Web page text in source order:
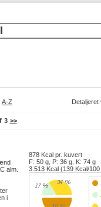
A-Z Detaljeret
3 >>
alm.
i
878 Kcal pr. kuvert
F: 50 g, P: 36 g, K: 74 g
3.513 Kcal (139 Kcal/100